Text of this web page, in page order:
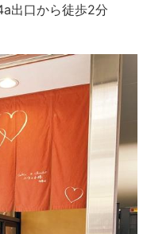
出口から徒歩2分